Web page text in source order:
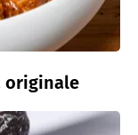
originale